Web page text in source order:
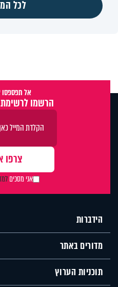
לכל
אל תפספסו
הרשמו
אני מסכים
הידברות
מדורים באתר
תוכניות הערוץ